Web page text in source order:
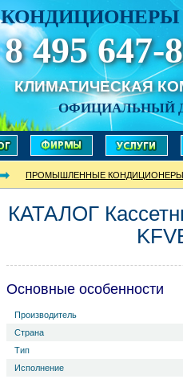
КОНДИЦИОНЕРЫ
8 495 647-
КЛИМАТИЧЕСКАЯ
ОФИЦИАЛЬНЫЙ
ПРОМЫШЛЕННЫЕ КОНДИЦИОНЕРЫ
КАТАЛОГ
Основные особенности
Производитель
Страна
Тип
Исполнение